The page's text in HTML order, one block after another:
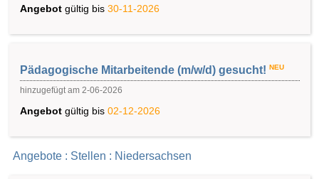
Angebot gültig bis 30-11-2026
Pädagogische Mitarbeitende (m/w/d) gesucht! NEU
hinzugefügt am 2-06-2026
Angebot gültig bis 02-12-2026
Angebote : Stellen : Niedersachsen